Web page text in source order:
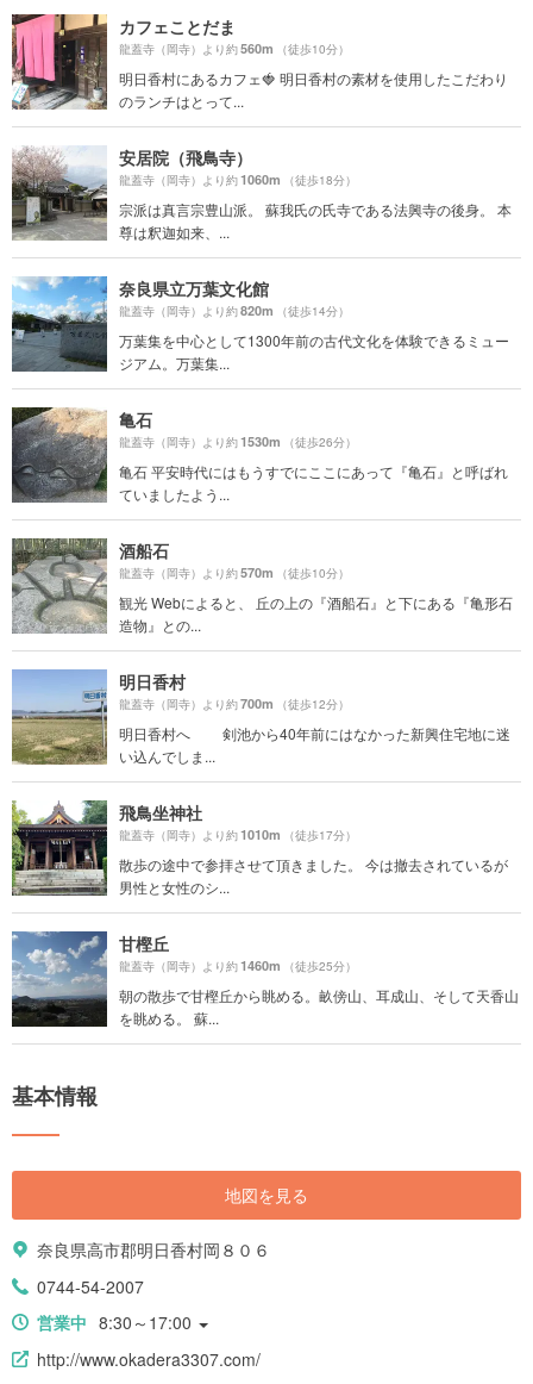
カフェことだま
龍蓋寺（岡寺）より約560m （徒歩10分）
明日香村にあるカフェ🍓 明日香村の素材を使用したこだわり
のランチはとって...
安居院（飛鳥寺）
龍蓋寺（岡寺）より約1060m （徒歩18分）
宗派は真言宗豊山派。 蘇我氏の氏寺である法興寺の後身。 本
尊は釈迦如来、...
奈良県立万葉文化館
龍蓋寺（岡寺）より約820m （徒歩14分）
万葉集を中心として1300年前の古代文化を体験できるミュー
ジアム。万葉集...
亀石
龍蓋寺（岡寺）より約1530m （徒歩26分）
亀石 平安時代にはもうすでにここにあって『亀石』と呼ばれ
ていましたよう...
酒船石
龍蓋寺（岡寺）より約570m （徒歩10分）
観光 Webによると、 丘の上の『酒船石』と下にある『亀形石
造物』との...
明日香村
龍蓋寺（岡寺）より約700m （徒歩12分）
明日香村へ 剣池から40年前にはなかった新興住宅地に迷
い込んでしま...
飛鳥坐神社
龍蓋寺（岡寺）より約1010m （徒歩17分）
散歩の途中で参拝させて頂きました。 今は撤去されているが
男性と女性のシ...
甘樫丘
龍蓋寺（岡寺）より約1460m （徒歩25分）
朝の散歩で甘樫丘から眺める。畝傍山、耳成山、そして天香山
を眺める。 蘇...
基本情報
地図を見る
奈良県高市郡明日香村岡８０６
0744-54-2007
営業中 8:30～17:00
http://www.okadera3307.com/